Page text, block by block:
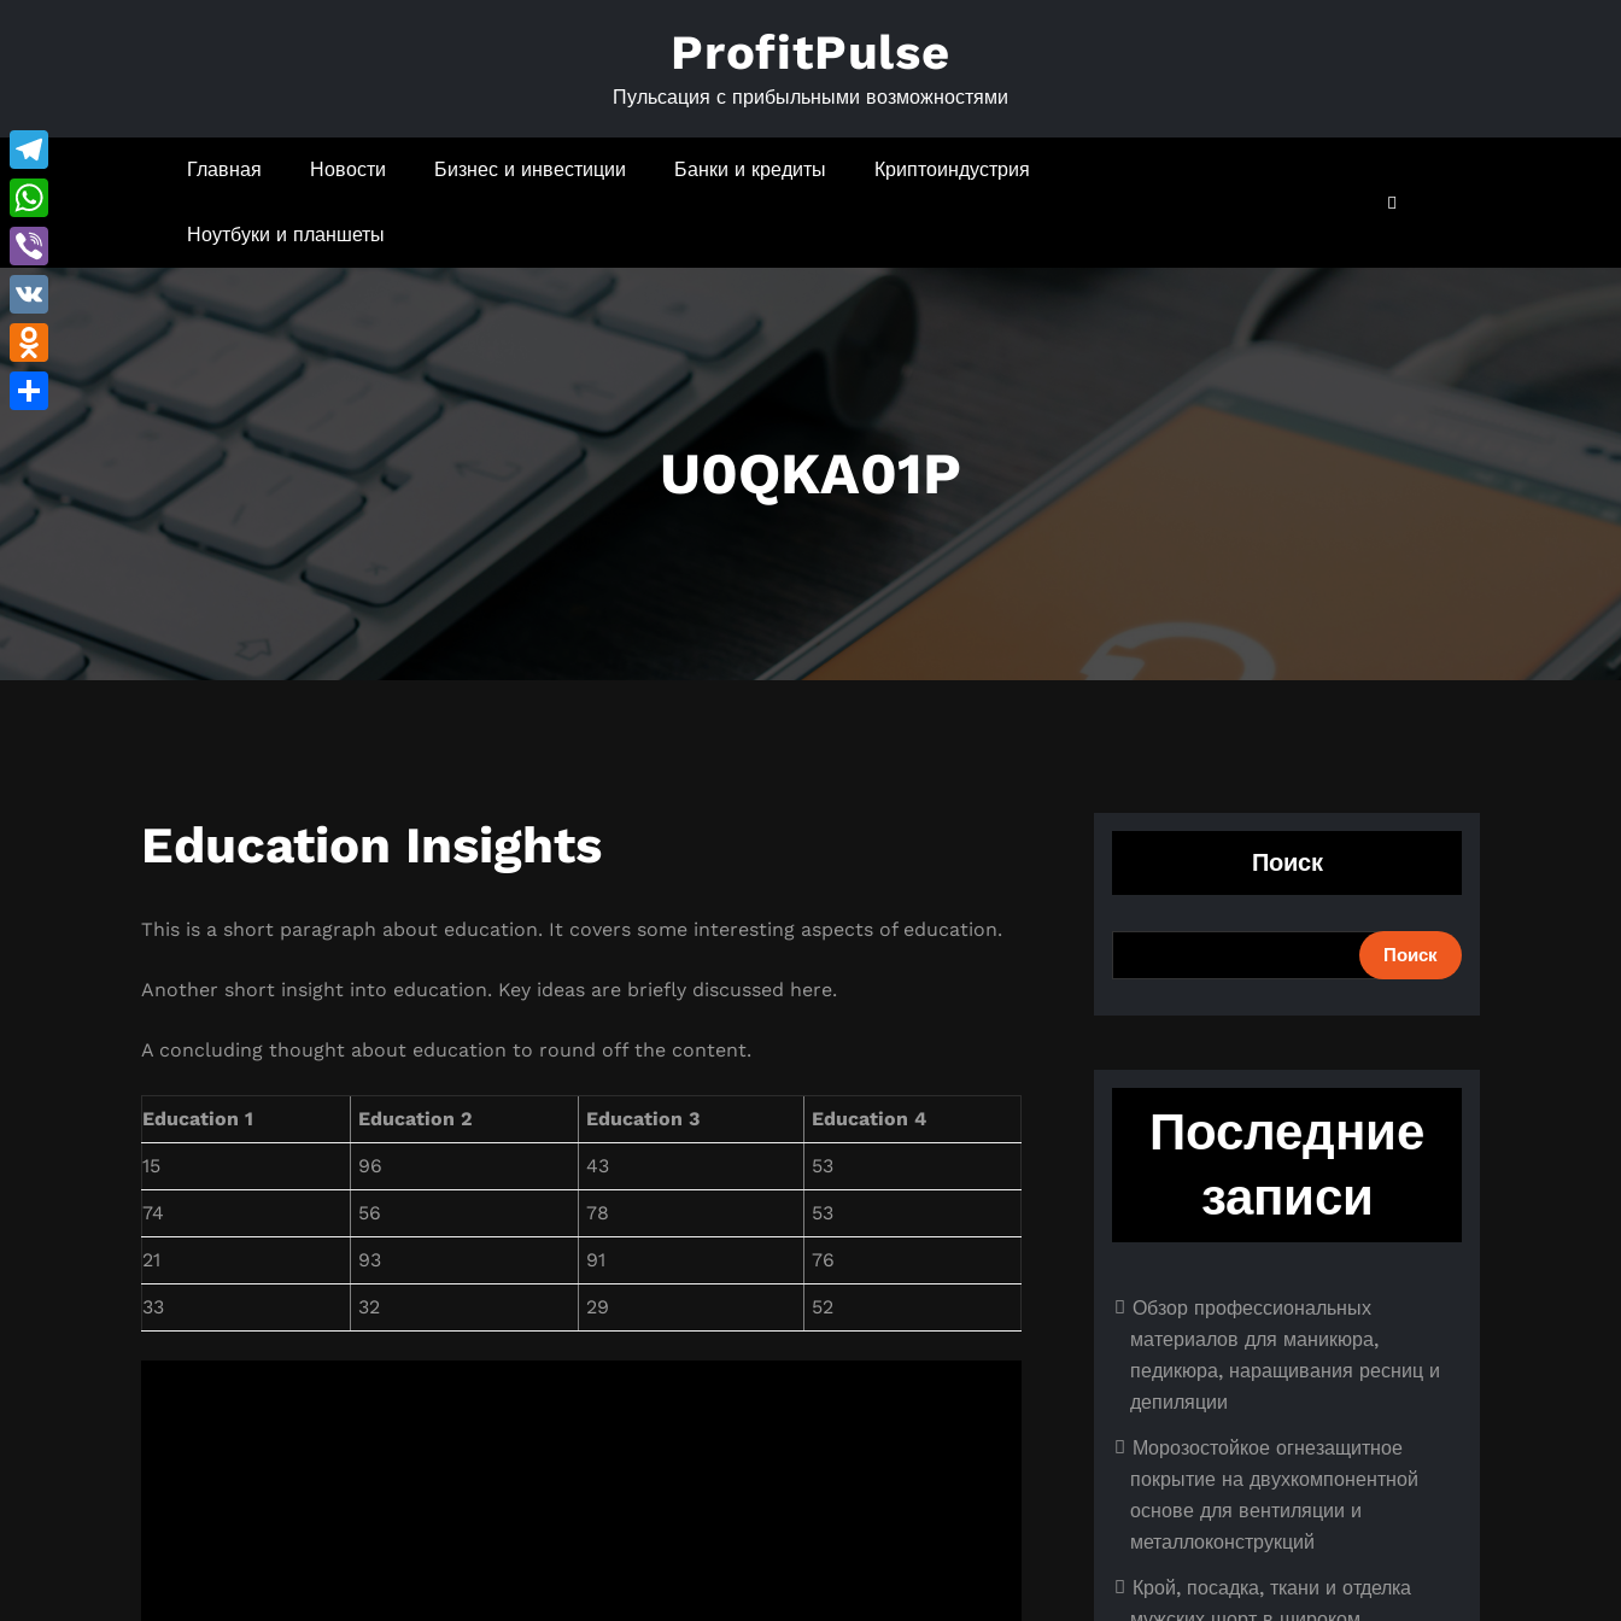
ProfitPulse
Пульсация с прибыльными возможностями
Главная Новости Бизнес и инвестиции Банки и кредиты Криптоиндустрия
Ноутбуки и планшеты
U0QKA01P
Education Insights
This is a short paragraph about education. It covers some interesting aspects of education.
Another short insight into education. Key ideas are briefly discussed here.
A concluding thought about education to round off the content.
Education 1 Education 2 Education 3 Education 4
15 96 43 53
74 56 78 53
21 93 91 76
33 32 29 52
Поиск
Поиск
Последние
записи
Обзор профессиональных
материалов для маникюра,
педикюра, наращивания ресниц и
депиляции
Морозостойкое огнезащитное
покрытие на двухкомпонентной
основе для вентиляции и
металлоконструкций
Крой, посадка, ткани и отделка
Telegram
WhatsApp
Viber
VK
Odnoklassniki
Отправить